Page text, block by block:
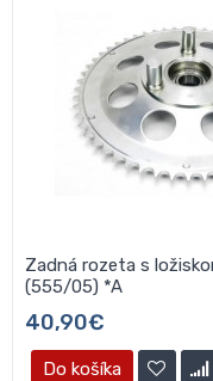
Zadná rozeta s
(555/05) *A
40,90€
Do košíka